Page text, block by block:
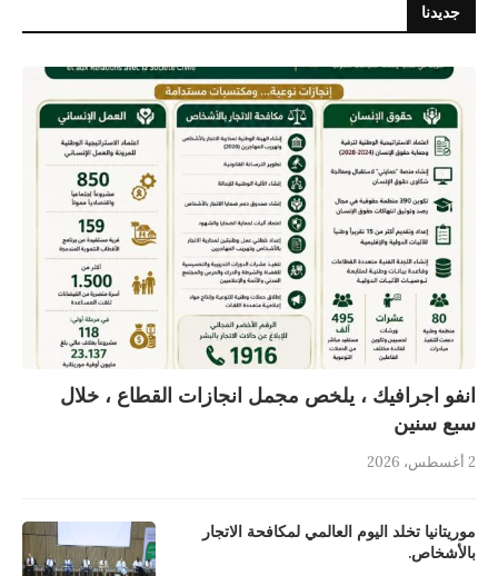
جديدنا
انفو اجرافيك ، يلخص مجمل انجازات القطاع ، خلال
سبع سنين
2 أغسطس، 2026
موريتانيا تخلد اليوم العالمي لمكافحة الاتجار
بالأشخاص.